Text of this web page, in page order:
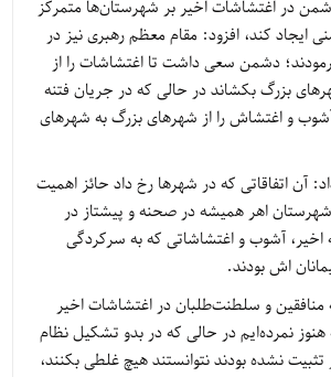
در اغتشاشات اخیر بر شهرستان‌ها متمرکز
ایجاد کند، افزود: مقام معظم رهبری نیز در
دشمن سعی داشت تا اغتشاشات را از
بزرگ بکشاند در حالی که در جریان فتنه
آشوب و اغتشاش را از شهرهای بزرگ به شهرهای
آن اتفاقاتی که در شهرها رخ داد حائز اهمیت
اهر همیشه در صحنه و پیشتاز در
آشوب و اغتشاشاتی که به سرکردگی
اش بودند.
منافقین و سلطنت‌طلبان در اغتشاشات اخیر
نمرده‌ایم در حالی که در بدو تشکیل نظام
نشده بودند نتوانستند هیچ غلطی بکنند،